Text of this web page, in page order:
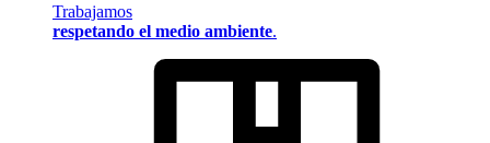
Trabajamos
respetando el medio ambiente.